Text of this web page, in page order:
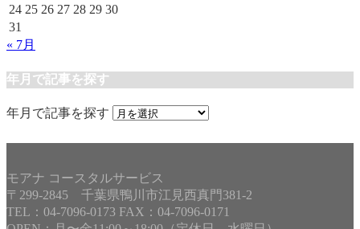
24 25 26 27 28 29 30
31
« 7月
年月で記事を探す
年月で記事を探す
モアナ コースタルサービス
〒299-2845 千葉県鴨川市江見西真門381-2
TEL：04-7096-0173 FAX：04-7096-0171